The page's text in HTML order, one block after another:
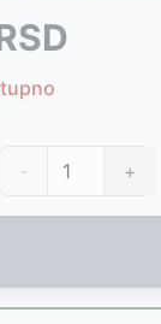
bez pare
- +